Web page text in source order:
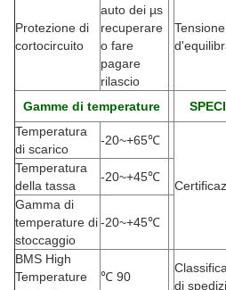
Protezione di
cortocircuito
auto dei µs
recuperare
o fare
pagare
rilascio
Tensione
Gamme di temperature
Temperatura
di scarico
-20~+65℃
Temperatura
della tassa
-20~+45℃
Gamma di
temperature di
stoccaggio
-20~+45℃
BMS High
Temperature
℃ 90
di